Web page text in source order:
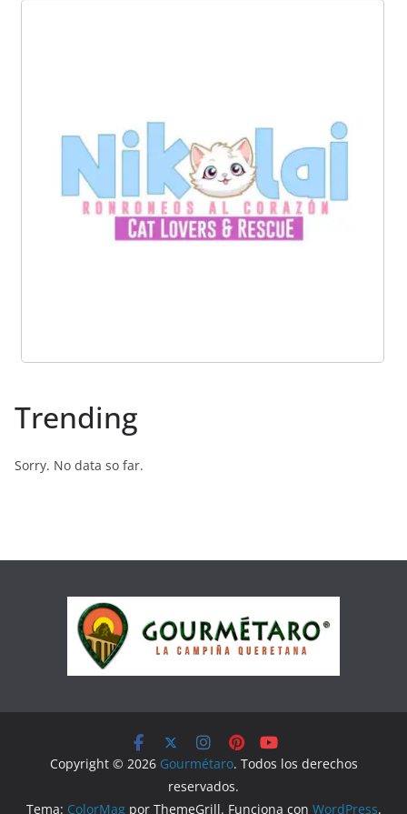
Trending
Sorry. No data so far.
Copyright © 2026 Gourmétaro. Todos los derechos
reservados.
Tema: ColorMagpor ThemeGrill. Funciona con WordPress.